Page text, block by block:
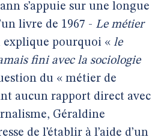
s’appuie sur une longue
livre de 1967 - Le métier
pourquoi « le
fini avec la sociologie
du « métier de
aucun rapport direct avec
Géraldine
de l’établir à l’aide d’un